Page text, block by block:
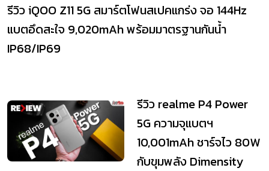
รีวิว iQOO Z11 5G สมาร์ตโฟนสเปคแกร่ง จอ 144Hz
แบตอึดสะใจ 9,020mAh พร้อมมาตรฐานกันน้ำ
IP68/IP69
รีวิว realme P4 Power
5G ความจุแบตฯ
10,001mAh ชาร์จไว 80W
กับขุมพลัง Dimensity